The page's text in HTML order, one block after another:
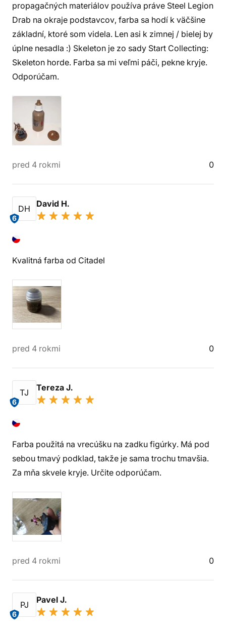
propagačných materiálov používa práve Steel Legion
Drab na okraje podstavcov, farba sa hodí k väčšine
základní, ktoré som videla. Len asi k zimnej / bielej by
úplne nesadla :) Skeleton je zo sady Start Collecting:
Skeleton horde. Farba sa mi veľmi páči, pekne kryje.
Odporúčam.
pred 4 rokmi 0
DH
6
David H.
Kvalitná farba od Citadel
pred 4 rokmi 0
TJ
6
Tereza J.
Farba použitá na vrecúšku na zadku figúrky. Má pod
sebou tmavý podklad, takže je sama trochu tmavšia.
Za mňa skvele kryje. Určite odporúčam.
pred 4 rokmi 0
PJ
6
Pavel J.